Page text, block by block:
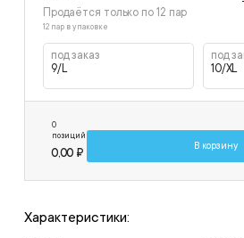
Продаётся только по 12 пар
12 пар в упаковке
под заказ
9/L
под
10/XL
0
позиций
0,00 ₽
В корзину
Характеристики: